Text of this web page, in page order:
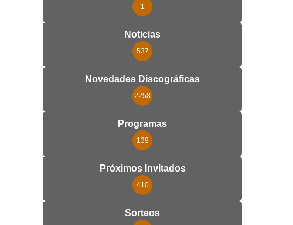
1
Noticias
537
Novedades Discográficas
2258
Programas
139
Próximos Invitados
410
Sorteos